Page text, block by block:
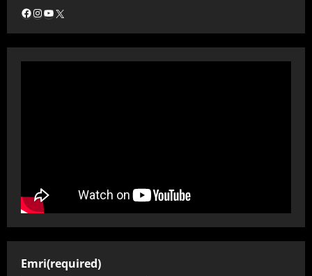
Facebook
Instagram
YouTube
X
Emri(required)